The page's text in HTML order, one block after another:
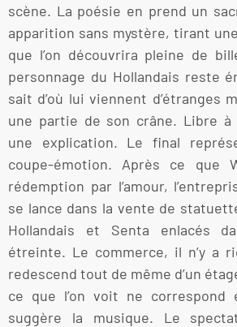
scène. La poésie en prend un
apparition sans mystère, tirant
que l’on découvrira pleine de
personnage du Hollandais reste
sait d’où lui viennent d’étranges
une partie de son crâne. Libre à
une explication. Le final
coupe-émotion. Après ce que
rédemption par l’amour,
se lance dans la vente de
Hollandais et Senta enlacés
étreinte. Le commerce, il n’y a
redescend tout de même d’un
ce que l’on voit ne
suggère la musique. Le